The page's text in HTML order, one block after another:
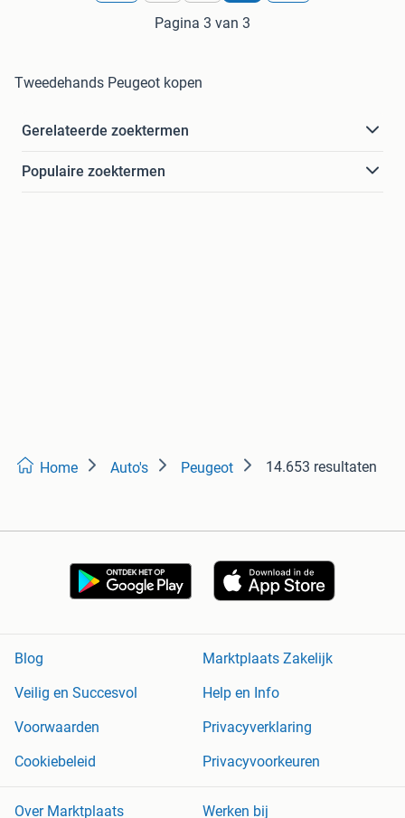
Pagina 3 van 3
Tweedehands Peugeot kopen
Gerelateerde zoektermen
Populaire zoektermen
Home Auto's Peugeot 14.653 resultaten
Blog
Marktplaats Zakelijk
Veilig en Succesvol
Help en Info
Voorwaarden
Privacyverklaring
Cookiebeleid
Privacyvoorkeuren
Over Marktplaats Werken bij